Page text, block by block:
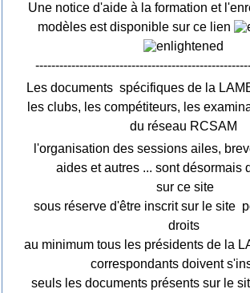
Une notice d'aide à la formation et
modèles est disponible sur ce lien
Les documents spécifiques de la
les clubs, les compétiteurs, les
du réseau RCSAM
l'organisation des sessions ailes,
aides et autres ... sont désormais
sur ce site
sous réserve d'être inscrit sur le site
droits
au minimum tous les présidents de la
correspondants doivent
seuls les documents présents sur le